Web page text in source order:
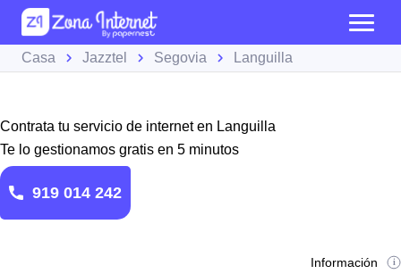
Casa Jazztel Segovia Languilla
Contrata tu servicio de internet en Languilla
Te lo gestionamos gratis en 5 minutos
919 014 242
Información